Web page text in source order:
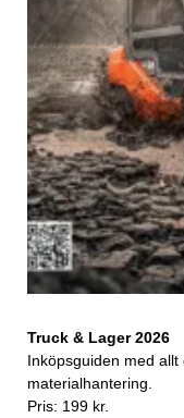
Truck & Lager 2026
Inköpsguiden med
materialhantering.
Pris: 199 kr.